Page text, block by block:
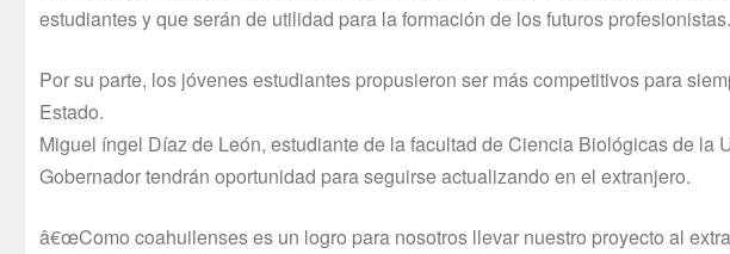
estudiantes y que serán de utilidad para la formación de los futuros profesionistas.
Por su parte, los jóvenes estudiantes propusieron ser más competitivos para
Estado.
Miguel íngel Dí­az de León, estudiante de la facultad de Ciencia Biológicas de la
Gobernador tendrán oportunidad para seguirse actualizando en el extranjero.
â€œComo coahuilenses es un logro para nosotros llevar nuestro proyecto al